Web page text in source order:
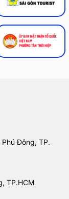
Đông, TP.
TP.HCM